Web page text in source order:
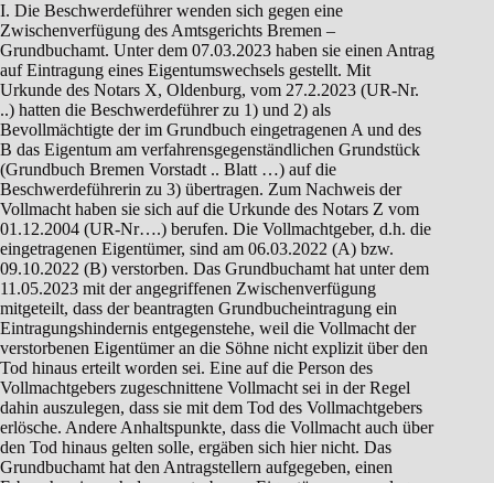
I. Die Beschwerdeführer wenden sich gegen eine
Zwischenverfügung des Amtsgerichts Bremen –
Grundbuchamt. Unter dem 07.03.2023 haben sie einen Antrag
auf Eintragung eines Eigentumswechsels gestellt. Mit
Urkunde des Notars X, Oldenburg, vom 27.2.2023 (UR-Nr.
..) hatten die Beschwerdeführer zu 1) und 2) als
Bevollmächtigte der im Grundbuch eingetragenen A und des
B das Eigentum am verfahrensgegenständlichen Grundstück
(Grundbuch Bremen Vorstadt .. Blatt …) auf die
Beschwerdeführerin zu 3) übertragen. Zum Nachweis der
Vollmacht haben sie sich auf die Urkunde des Notars Z vom
01.12.2004 (UR-Nr….) berufen. Die Vollmachtgeber, d.h. die
eingetragenen Eigentümer, sind am 06.03.2022 (A) bzw.
09.10.2022 (B) verstorben. Das Grundbuchamt hat unter dem
11.05.2023 mit der angegriffenen Zwischenverfügung
mitgeteilt, dass der beantragten Grundbucheintragung ein
Eintragungshindernis entgegenstehe, weil die Vollmacht der
verstorbenen Eigentümer an die Söhne nicht explizit über den
Tod hinaus erteilt worden sei. Eine auf die Person des
Vollmachtgebers zugeschnittene Vollmacht sei in der Regel
dahin auszulegen, dass sie mit dem Tod des Vollmachtgebers
erlösche. Andere Anhaltspunkte, dass die Vollmacht auch über
den Tod hinaus gelten solle, ergäben sich hier nicht. Das
Grundbuchamt hat den Antragstellern aufgegeben, einen